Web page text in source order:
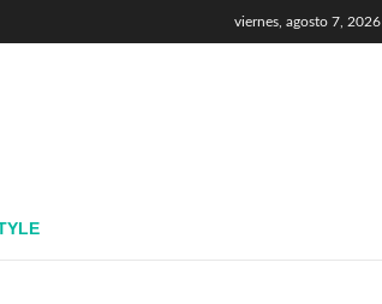
viernes, agosto 7, 2026